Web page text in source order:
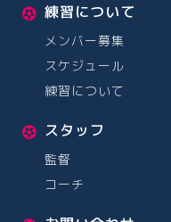
練習について
メンバー募集
スケジュール
練習について
スタッフ
監督
コーチ